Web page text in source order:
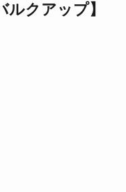
ルクアップ】